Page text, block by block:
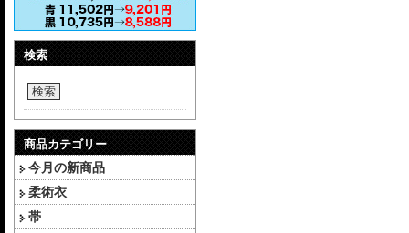
検索
検索
商品カテゴリー
今月の新商品
柔術衣
帯